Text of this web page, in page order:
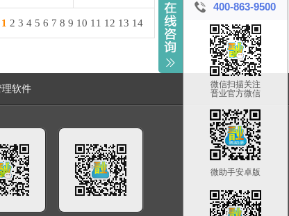
1 2 3 4 5 6 7 8 9 10 11 12 13 14
软件
400-863-9500
微信扫描关注
晋业官方微信
微助手安卓版